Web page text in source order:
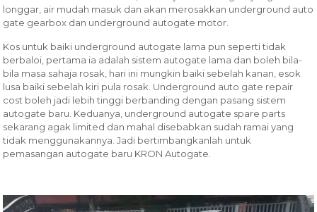
longgar, air mudah masuk dan akan merosakkan underground auto
gate gearbox dan underground autogate motor.
Kos untuk baiki underground autogate lama pun seperti tidak
berbaloi, pertama ia adalah sistem autogate lama dan boleh bila-
bila masa sahaja rosak, hari ini mungkin baiki sebelah kanan, esok
lusa baiki sebelah kiri pula rosak. Underground auto gate repair
cost boleh jadi lebih tinggi berbanding dengan pasang sistem
autogate baru. Keduanya, underground autogate spare parts
sekarang agak limited dan mahal disebabkan sudah ramai yang
tidak menggunakannya. Jadi bertimbangkanlah untuk
pemasangan autogate baru KRON Autogate.